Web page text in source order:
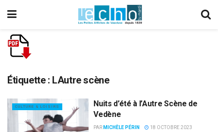
Étiquette : LAutre scène
CULTURE & LOISIRS
Nuits d’été à l’Autre Scène de
Vedène
PAR MICHÈLE PÉRIN
18 OCTOBRE 2023